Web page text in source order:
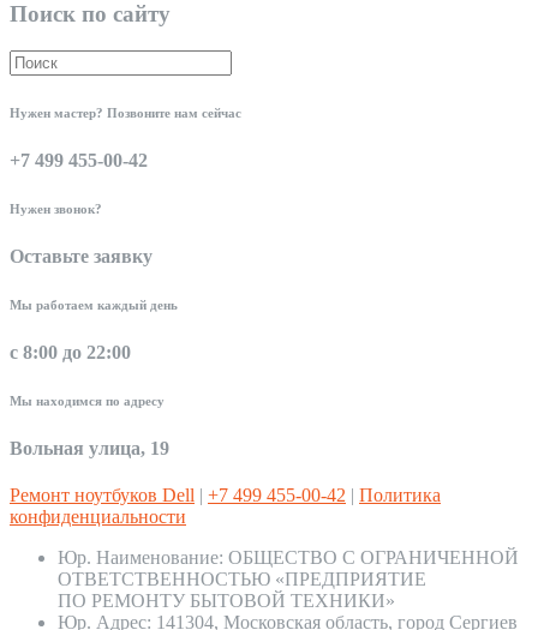
Поиск по сайту
Нужен мастер? Позвоните нам сейчас
+7 499 455-00-42
Нужен звонок?
Оставьте заявку
Мы работаем каждый день
с 8:00 до 22:00
Мы находимся по адресу
Вольная улица, 19
Ремонт ноутбуков Dell | +7 499 455-00-42 | Политика
конфиденциальности
Юр. Наименование: ОБЩЕСТВО С ОГРАНИЧЕННОЙ
ОТВЕТСТВЕННОСТЬЮ «ПРЕДПРИЯТИЕ
ПО РЕМОНТУ БЫТОВОЙ ТЕХНИКИ»
Юр. Адрес: 141304, Московская область, город Сергиев